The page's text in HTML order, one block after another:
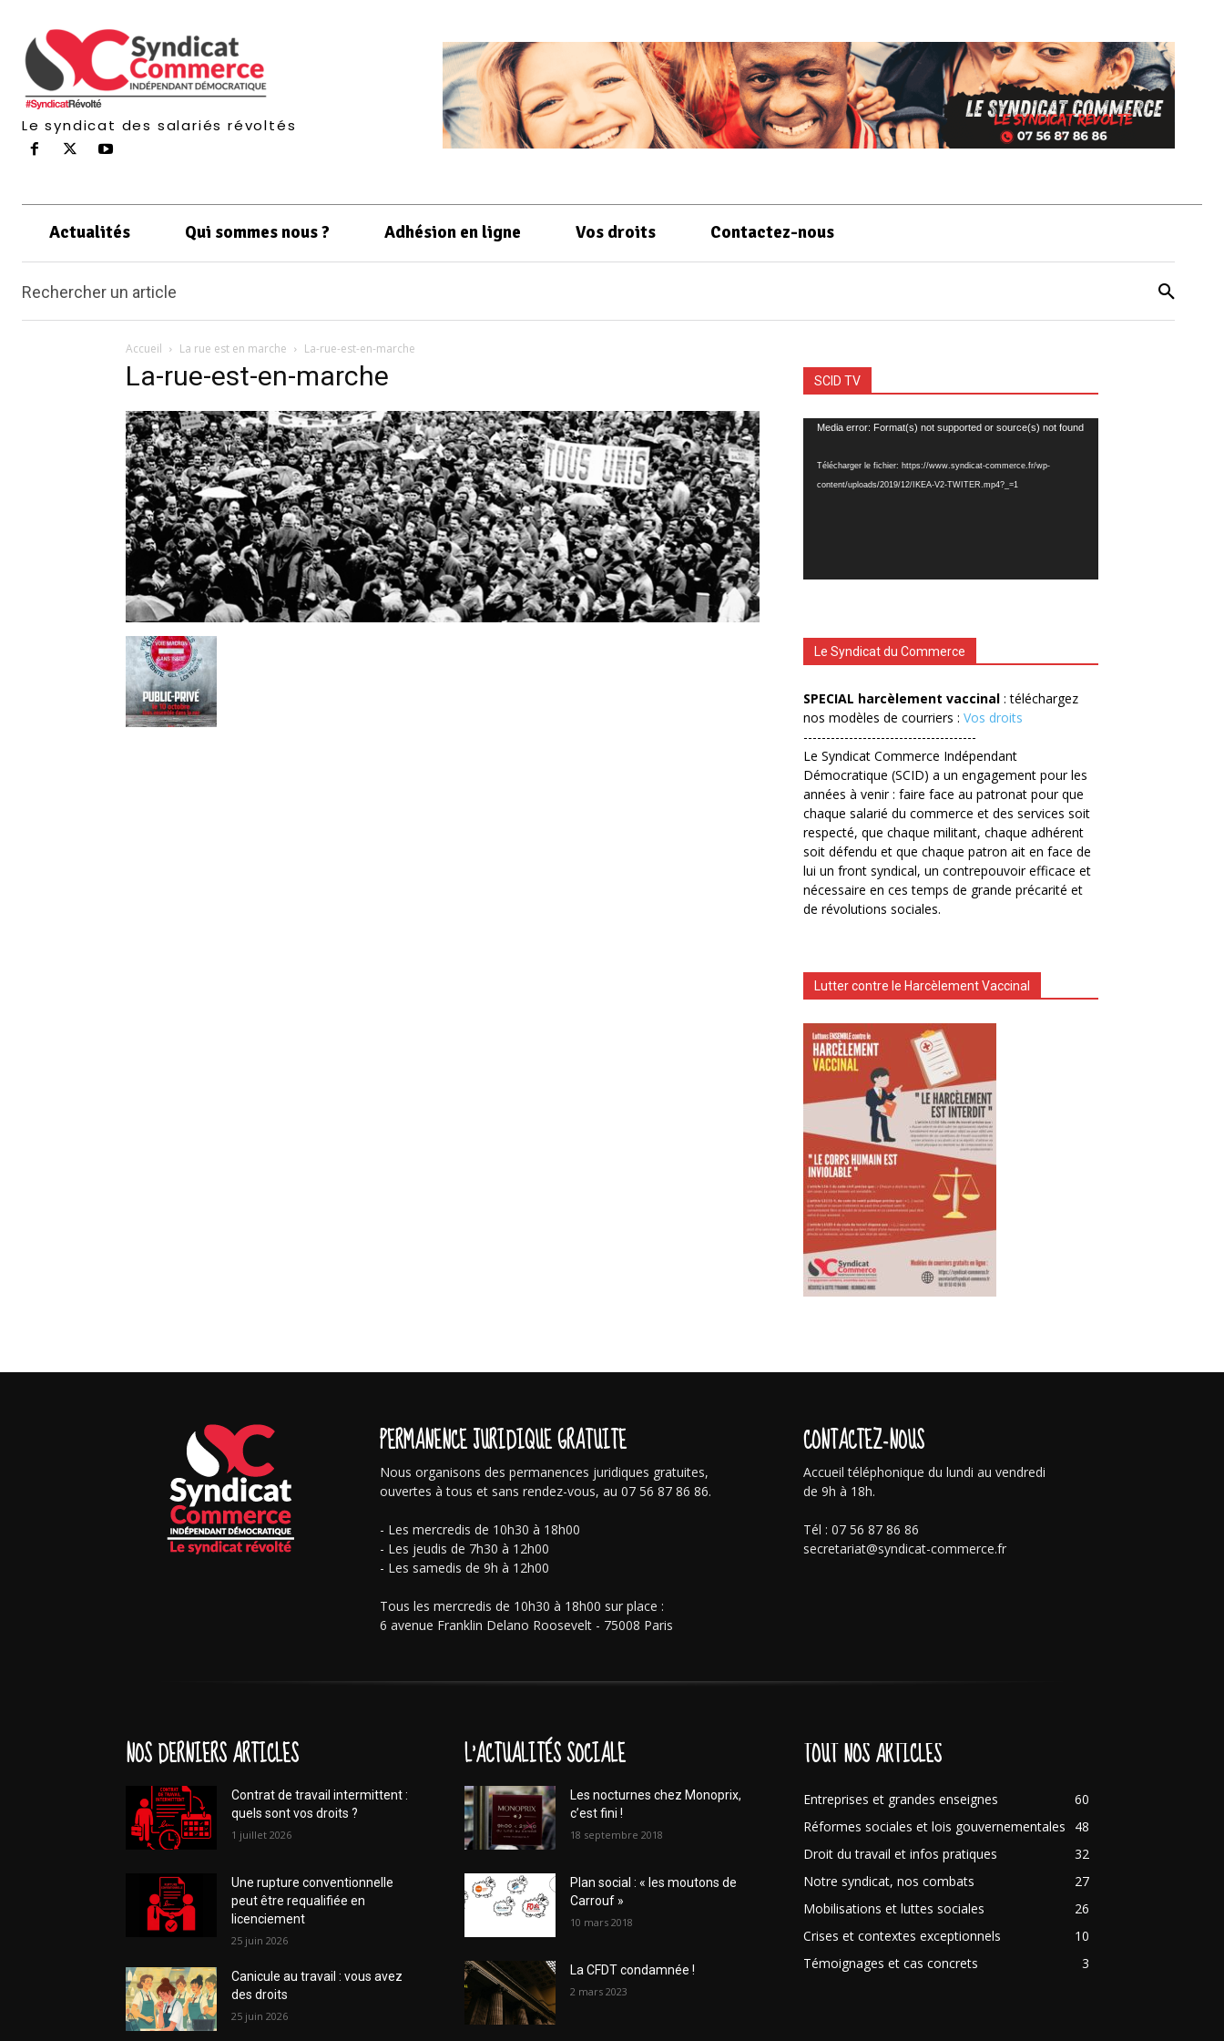
Le syndicat des salariés révoltés
Actualités Qui sommes nous ? Adhésion en ligne Vos droits Contactez-nous
Rechercher un article
Accueil La rue est en marche La-rue-est-en-marche
La-rue-est-en-marche SCID TV
Lecteur
Media error: Format(s) not supported or source(s) not found
Télécharger le fichier: https://www.syndicat-commerce.fr/wp-
content/uploads/2019/12/IKEA-V2-TWITER.mp4?_=1
Le Syndicat du Commerce
SPECIAL harcèlement vaccinal : téléchargez
nos modèles de courriers : Vos droits
--------------------------------------
Le Syndicat Commerce Indépendant
Démocratique (SCID) a un engagement pour les
années à venir : faire face au patronat pour que
chaque salarié du commerce et des services soit
respecté, que chaque militant, chaque adhérent
soit défendu et que chaque patron ait en face de
lui un front syndical, un contrepouvoir efficace et
nécessaire en ces temps de grande précarité et
de révolutions sociales.
Lutter contre le Harcèlement Vaccinal
PERMANENCE JURIDIQUE GRATUITE
Nous organisons des permanences juridiques gratuites,
ouvertes à tous et sans rendez-vous, au 07 56 87 86 86.
- Les mercredis de 10h30 à 18h00
- Les jeudis de 7h30 à 12h00
- Les samedis de 9h à 12h00
Tous les mercredis de 10h30 à 18h00 sur place :
6 avenue Franklin Delano Roosevelt - 75008 Paris
CONTACTEZ-NOUS
Accueil téléphonique du lundi au vendredi
de 9h à 18h.
Tél : 07 56 87 86 86
secretariat@syndicat-commerce.fr
NOS DERNIERS ARTICLES
Contrat de travail intermittent :
quels sont vos droits ?
1 juillet 2026
Une rupture conventionnelle
peut être requalifiée en
licenciement
25 juin 2026
Canicule au travail : vous avez
des droits
25 juin 2026
L'ACTUALITÉS SOCIALE
Les nocturnes chez Monoprix,
c’est fini !
18 septembre 2018
Plan social : « les moutons de
Carrouf »
10 mars 2018
La CFDT condamnée !
2 mars 2023
TOUT NOS ARTICLES
Entreprises et grandes enseignes
60
Réformes sociales et lois gouvernementales
48
Droit du travail et infos pratiques
32
Notre syndicat, nos combats
27
Mobilisations et luttes sociales
26
Crises et contextes exceptionnels
10
Témoignages et cas concrets
3